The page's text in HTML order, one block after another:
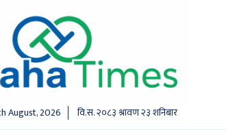
August, 2026 वि.स.२०८३ श्रावण २३ शनिबार